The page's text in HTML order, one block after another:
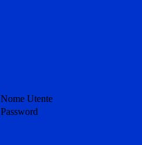
Nome Utente
Password